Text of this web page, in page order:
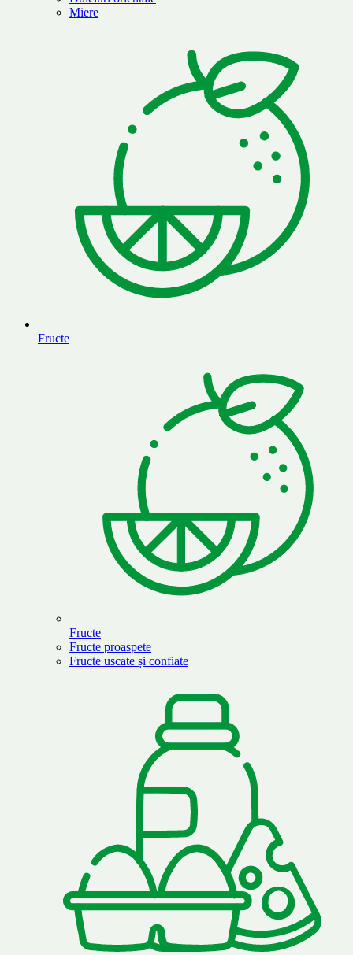
Miere
Fructe
Fructe
Fructe proaspete
Fructe uscate și confiate